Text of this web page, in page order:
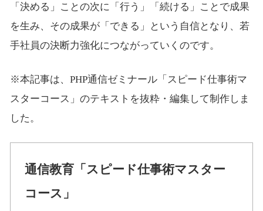
「決める」ことの次に「行う」「続ける」ことで成果
を生み、その成果が「できる」という自信となり、若
手社員の決断力強化につながっていくのです。
※本記事は、PHP通信ゼミナール「スピード仕事術マ
スターコース」のテキストを抜粋・編集して制作しま
した。
通信教育「スピード仕事術マスター
コース」